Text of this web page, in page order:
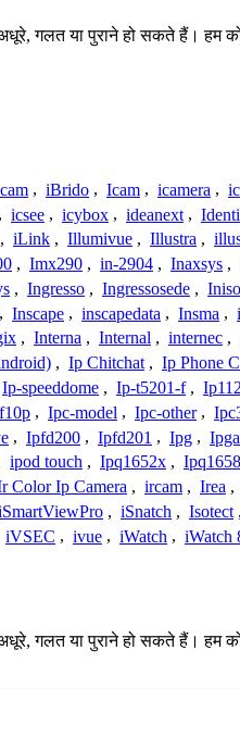
गलत या पुराने हो सकते हैं। हम
, iBrido , Icam , icamera ,
, icsee , icybox , ideanext ,
, iLink , Illumivue , Illustra ,
, Imx290 , in-2904 , Inaxsys ,
, Ingresso , Ingressosede ,
, Inscape , inscapedata , Insma ,
, Interna , Internal , internec ,
, Ip Chitchat , Ip Phone
Ip-speeddome , Ip-t5201-f , Ip112
, Ipc-model , Ipc-other ,
, Ipfd200 , Ipfd201 , Ipg ,
ipod touch , Ipq1652x ,
Color Ip Camera , ircam , Irea ,
, iSnatch , Isotect ,
iVSEC , ivue , iWatch , iWatch
गलत या पुराने हो सकते हैं। हम